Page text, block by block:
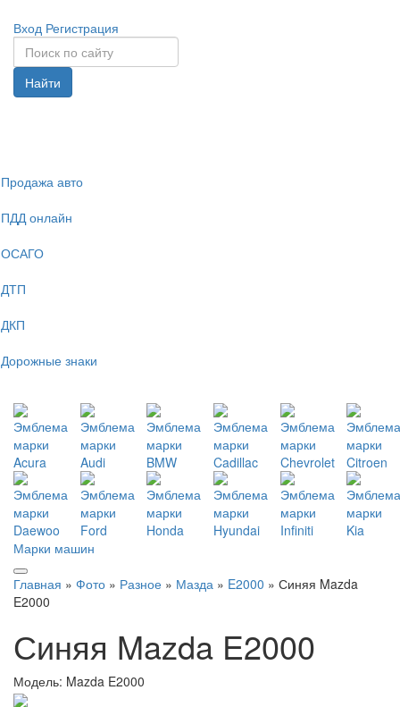
Вход Регистрация
Найти
Продажа авто
ПДД онлайн
ОСАГО
ДТП
ДКП
Дорожные знаки
Марки машин
Главная » Фото » Разное » Мазда » E2000 » Синяя Mazda
E2000
Синяя Mazda E2000
Модель: Mazda E2000